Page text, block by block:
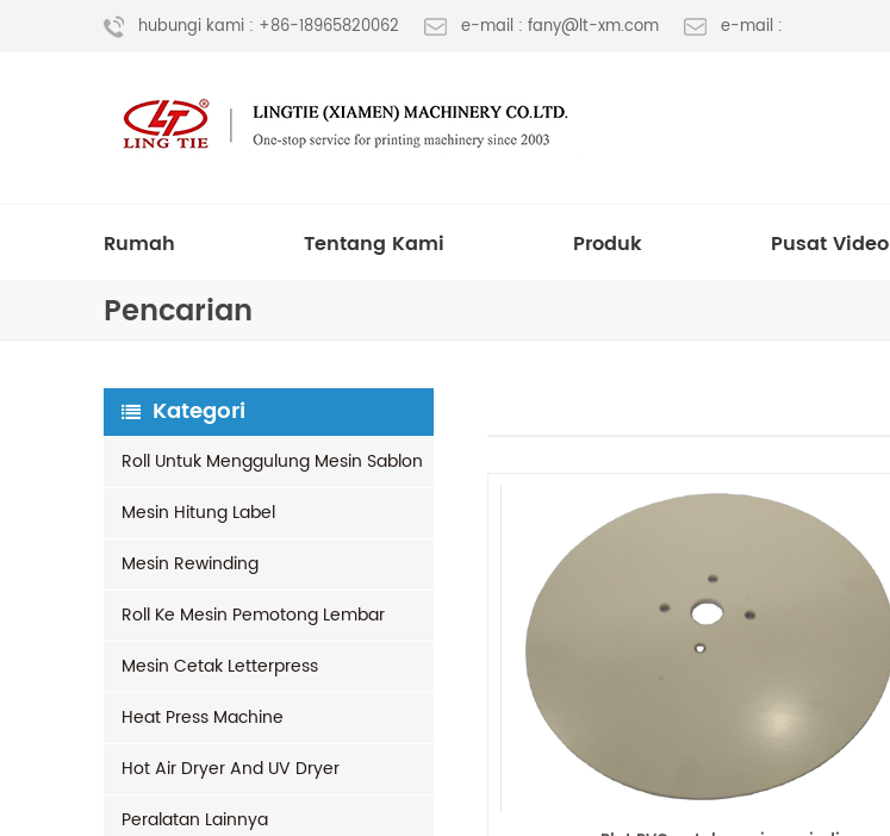
hubungi kami : +86-18965820062 e-mail : fany@lt-xm.com e-mail :
Rumah Tentang Kami Produk Pusat Video
Pencarian
Kategori
Roll Untuk Menggulung Mesin Sablon
Mesin Hitung Label
Mesin Rewinding
Roll Ke Mesin Pemotong Lembar
Mesin Cetak Letterpress
Heat Press Machine
Hot Air Dryer And UV Dryer
Peralatan Lainnya